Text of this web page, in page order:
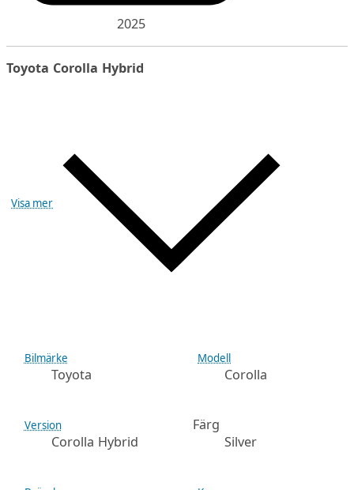
2025
Toyota Corolla Hybrid
Visa mer
Bilmärke
Toyota
Modell
Corolla
Version
Corolla Hybrid
Färg
Silver